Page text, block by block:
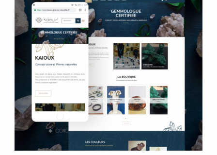
Kaioux Concept Store
Site e-commerce